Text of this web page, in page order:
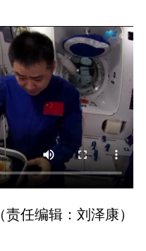
（责任编辑：刘泽康）